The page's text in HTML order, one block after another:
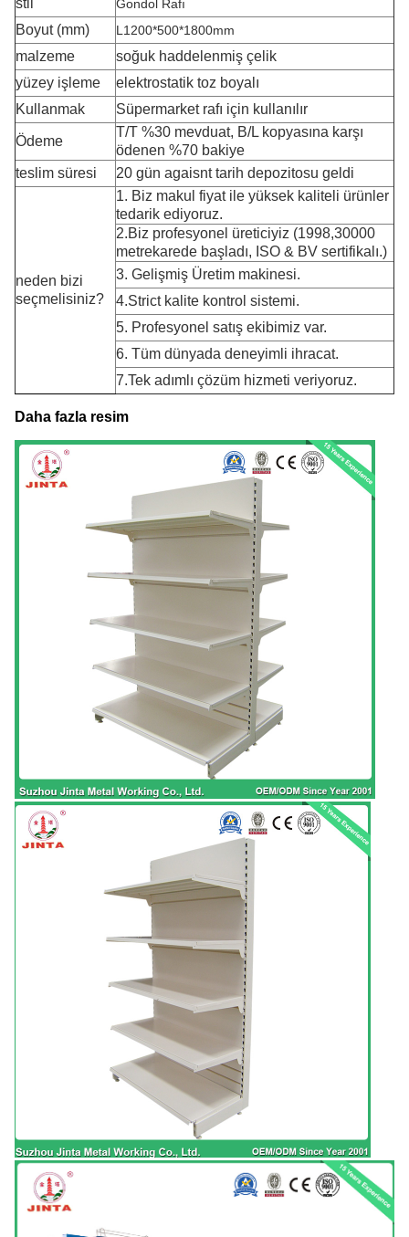
stil Gondol Rafı
Boyut (mm) L1200*500*1800mm
malzeme
soğuk haddelenmiş çelik
yüzey işleme
elektrostatik toz boyalı
Kullanmak
Süpermarket rafı için kullanılır
Ödeme
T/T %30 mevduat, B/L kopyasına karşı
ödenen %70 bakiye
teslim süresi
20 gün agaisnt tarih depozitosu geldi
neden bizi
seçmelisiniz?
1. Biz makul fiyat ile yüksek kaliteli ürünler
tedarik ediyoruz.
2.Biz profesyonel üreticiyiz (1998,30000
metrekarede başladı, ISO & BV sertifikalı.)
3. Gelişmiş Üretim makinesi.
4.Strict kalite kontrol sistemi.
5. Profesyonel satış ekibimiz var.
6. Tüm dünyada deneyimli ihracat.
7.Tek adımlı çözüm hizmeti veriyoruz.
Daha fazla resim